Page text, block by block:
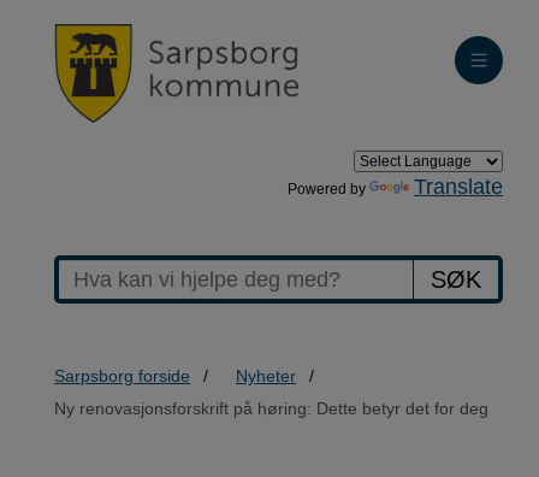
Powered by Translate
SØK
Sarpsborg forside
Nyheter
Ny renovasjonsforskrift på høring: Dette betyr det for deg